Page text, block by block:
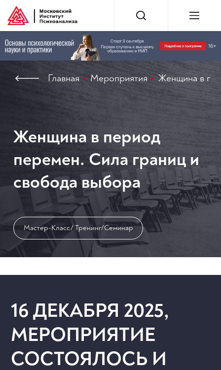
Главная Мероприятия Женщина в
Женщина в период
перемен. Сила границ и
свобода выбора
Мастер-Класс/ Тренинг/Семинар
16 ДЕКАБРЯ 2025,
МЕРОПРИЯТИЕ
СОСТОЯЛОСЬ И